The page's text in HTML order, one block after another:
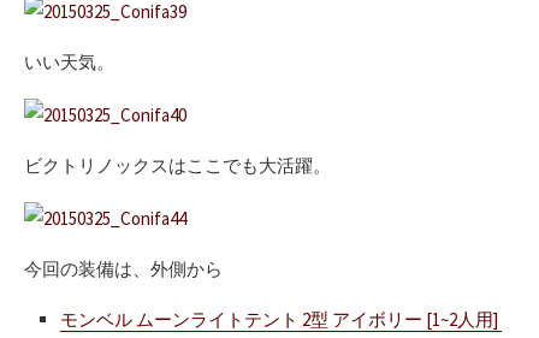
いい天気。
ビクトリノックスはここでも大活躍。
今回の装備は、外側から
モンベル ムーンライトテント 2型 アイボリー [1~2人用]